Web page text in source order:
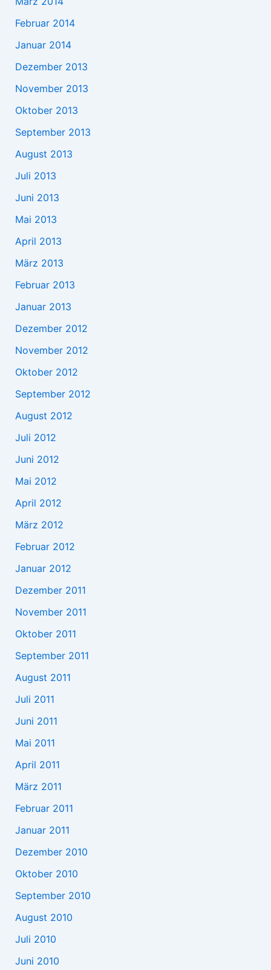
Februar 2014
Januar 2014
Dezember 2013
November 2013
Oktober 2013
September 2013
August 2013
Juli 2013
Juni 2013
Mai 2013
April 2013
März 2013
Februar 2013
Januar 2013
Dezember 2012
November 2012
Oktober 2012
September 2012
August 2012
Juli 2012
Juni 2012
Mai 2012
April 2012
März 2012
Februar 2012
Januar 2012
Dezember 2011
November 2011
Oktober 2011
September 2011
August 2011
Juli 2011
Juni 2011
Mai 2011
April 2011
März 2011
Februar 2011
Januar 2011
Dezember 2010
Oktober 2010
September 2010
August 2010
Juli 2010
Juni 2010